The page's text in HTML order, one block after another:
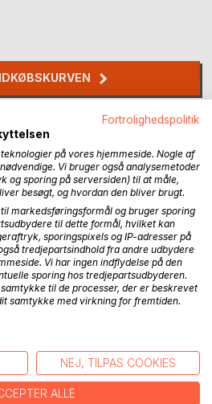
blev brugt, og længe før
urealistiske biljagter og andre
blev indført - og taget i brug: En
Fortrolighedspolitik
på vores hjemmeside. Nogle af
Vi bruger også analysemetoder
og sporing på serversiden) til at måle,
besøgt, og hvordan den bliver brugt.
markedsføringsformål og bruger sporing
til dette formål, hvilket kan
sporingspixels og IP-adresser på
tredjepartsindhold fra andre udbydere
Vi har ingen indflydelse på den
sporing hos tredjepartsudbyderen.
til de processer, der er beskrevet
samtykke med virkning for fremtiden.
NEJ, TILPAS COOKIES
ALLE